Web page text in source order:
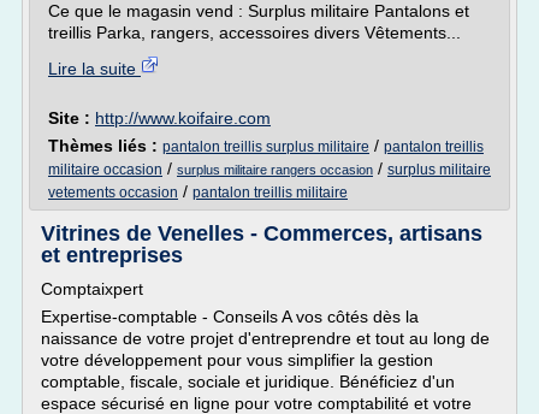
Ce que le magasin vend : Surplus militaire Pantalons et
treillis Parka, rangers, accessoires divers Vêtements...
Lire la suite
Site : http://www.koifaire.com
Thèmes liés : pantalon treillis surplus militaire / pantalon treillis
militaire occasion / surplus militaire rangers occasion / surplus militaire
vetements occasion / pantalon treillis militaire
Vitrines de Venelles - Commerces, artisans
et entreprises
Comptaixpert
Expertise-comptable - Conseils A vos côtés dès la
naissance de votre projet d'entreprendre et tout au long de
votre développement pour vous simplifier la gestion
comptable, fiscale, sociale et juridique. Bénéficiez d'un
espace sécurisé en ligne pour votre comptabilité et votre